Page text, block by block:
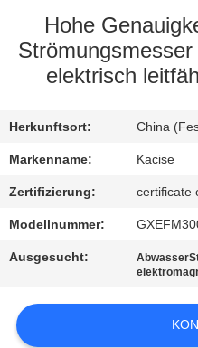
FABRIK-
AUSFLUG
TRETEN
SIE
MIT
UNS
VERBINDUNG
Hohe
elektrisch
Herkunftsort: China
Markenname: Kacise
Zertifizierung: certificate
Modellnummer:
Ausgesucht: